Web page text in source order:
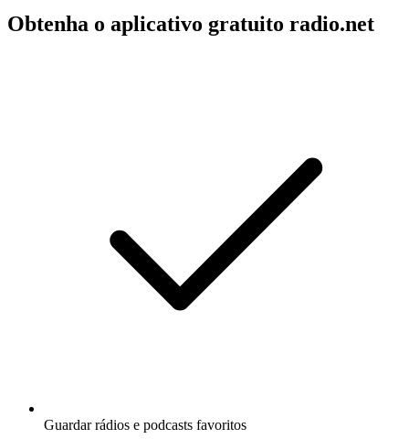
Obtenha o aplicativo gratuito radio.net
Guardar rádios e podcasts favoritos